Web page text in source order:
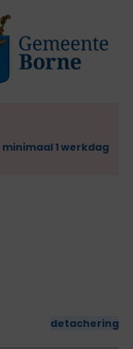
minimaal 1 werkdag
detachering